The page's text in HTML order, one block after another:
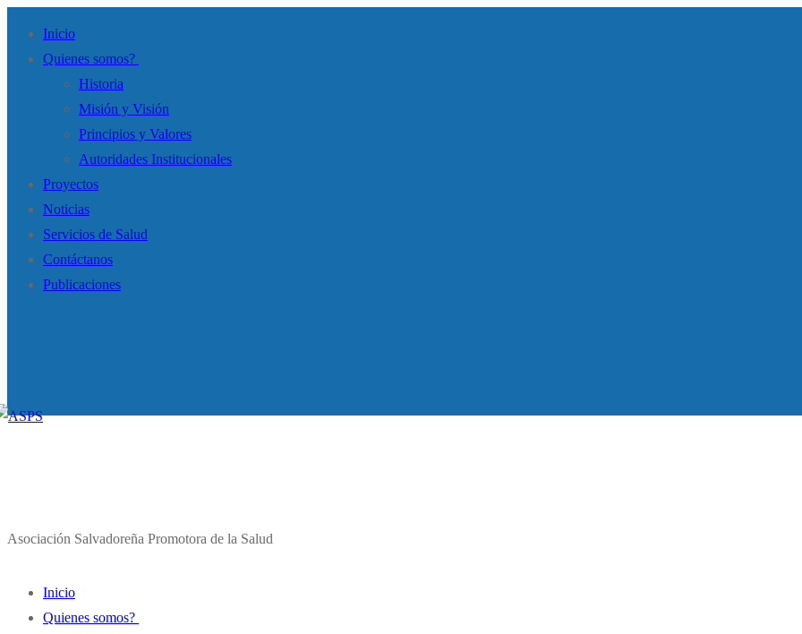
contenido
Inicio
Quienes somos?
Historia
Misión y Visión
Principios y Valores
Autoridades Institucionales
Proyectos
Noticias
Servicios de Salud
Contáctanos
Publicaciones
Asociación Salvadoreña Promotora de la Salud
Inicio
Quienes somos?